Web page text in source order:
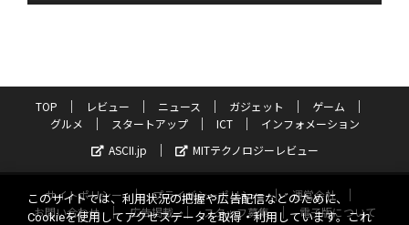
TOP レビュー ニュース ガジェット
ゲーム
グルメ
スタートアップ ICT
インフォメーション
ASCII.jp
MITテクノロジーレビュー
サイトポリシー プライバシーポリシー
運営会社
お問い合わせ
広告掲載 スタッフ募集
電子版について
このサイトでは、利用状況の把握や広告配信などのために、
Cookieを使用してアクセスデータを取得・利用しています。これ